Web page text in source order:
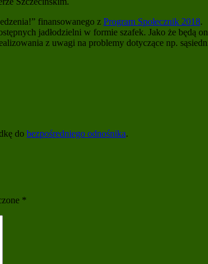
finansowanego z Program Społecznik 2018.
jadłodzielni w formie szafek. Jako że
z uwagi na problemy dotyczące np.
do bezpośredniego odnośnika.
*